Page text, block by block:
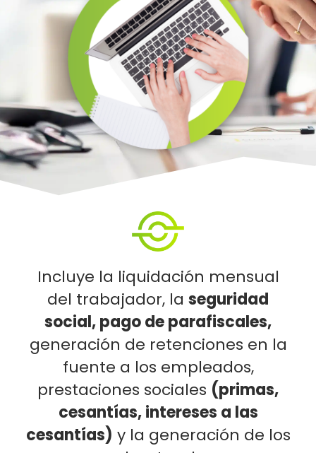
Incluye la liquidación mensual
del trabajador, la seguridad
social, pago de parafiscales,
generación de retenciones en la
fuente a los empleados,
prestaciones sociales (primas,
cesantías, intereses a las
cesantías) y la generación de los